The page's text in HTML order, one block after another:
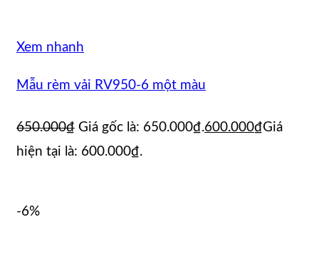
Xem nhanh
Mẫu rèm vải RV950-6 một màu
650.000₫ Giá gốc là: 650.000₫.600.000₫Giá
hiện tại là: 600.000₫.
-6%